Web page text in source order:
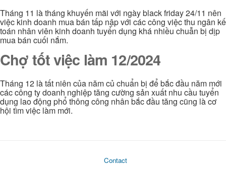
Tháng 11 là tháng khuyến mãi với ngày black friday 24/11 nên
việc kinh doanh mua bán tấp nập với các công việc thu ngân kế
toán nhân viên kinh doanh tuyển dụng khá nhiều chuẫn bị dịp
mua bán cuối nắm.
Chợ tốt việc làm 12/2024
Tháng 12 là tất niên của năm củ chuẩn bị để bắc đầu năm mới
các công ty doanh nghiệp tăng cường sản xuất nhu cầu tuyển
dụng lao động phổ thông công nhân bắc đầu tăng cũng là cơ
hội tìm việc làm mới.
Contact